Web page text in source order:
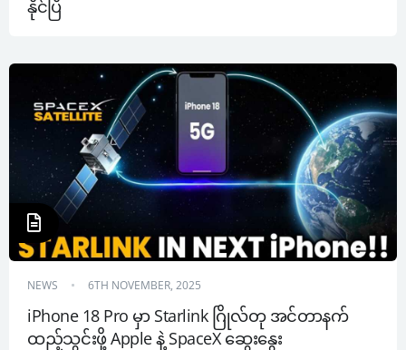
နိုင်ပြီ
NEWS 6TH NOVEMBER, 2025
iPhone 18 Pro မှာ Starlink ဂြိုလ်တု အင်တာနက်
ထည့်သွင်းဖို့ Apple နဲ့ SpaceX ဆွေးနွေး